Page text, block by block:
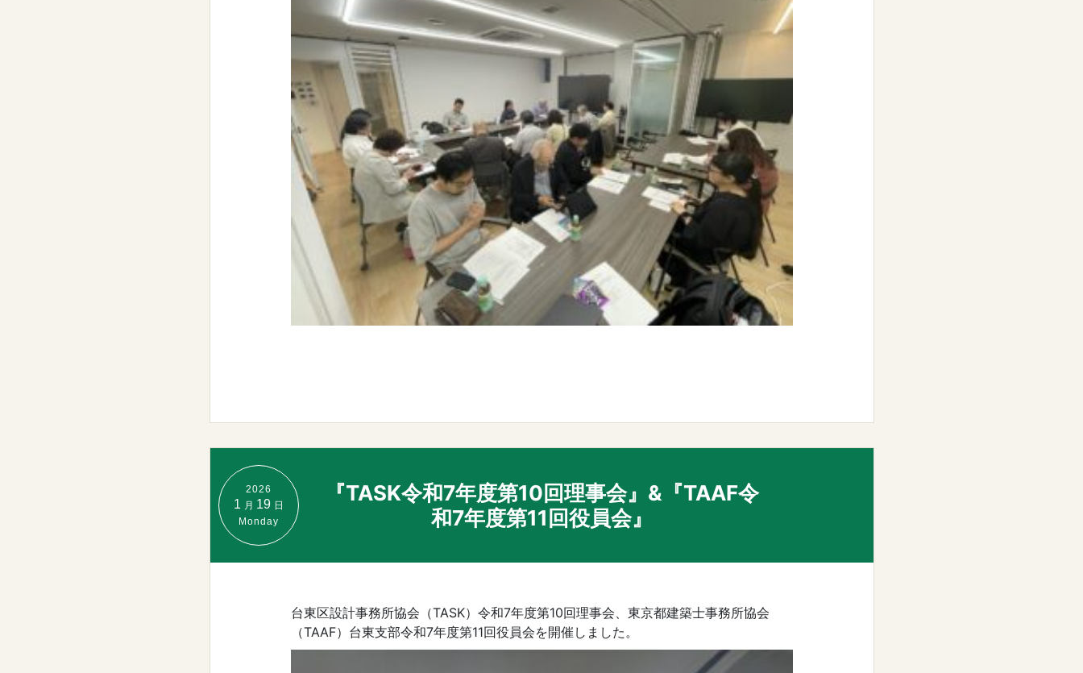
2026
1 月 19 日
Monday
『TASK令和7年度第10回理事会』&『TAAF令
和7年度第11回役員会』
台東区設計事務所協会（TASK）令和7年度第10回理事会、東京都建築士事務所協会
（TAAF）台東支部令和7年度第11回役員会を開催しました。